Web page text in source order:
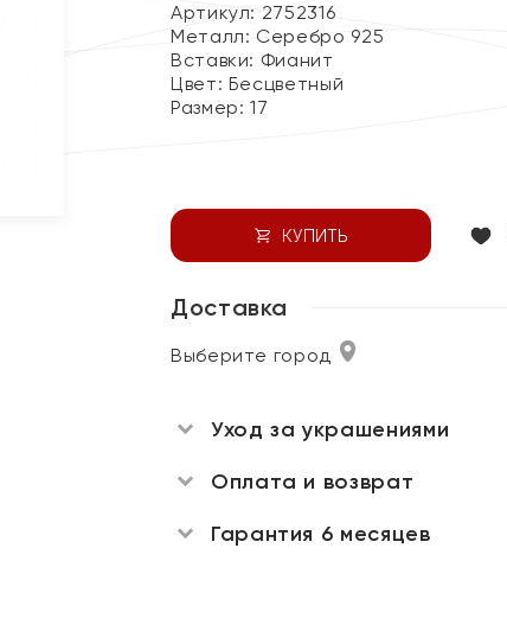
Артикул: 2752316
Металл: Серебро 925
Вставки: Фианит
Цвет: Бесцветный
Размер:17
КУПИТЬ
Доставка
Выберите город
Уход за украшениями
Оплата и возврат
Гарантия 6 месяцев